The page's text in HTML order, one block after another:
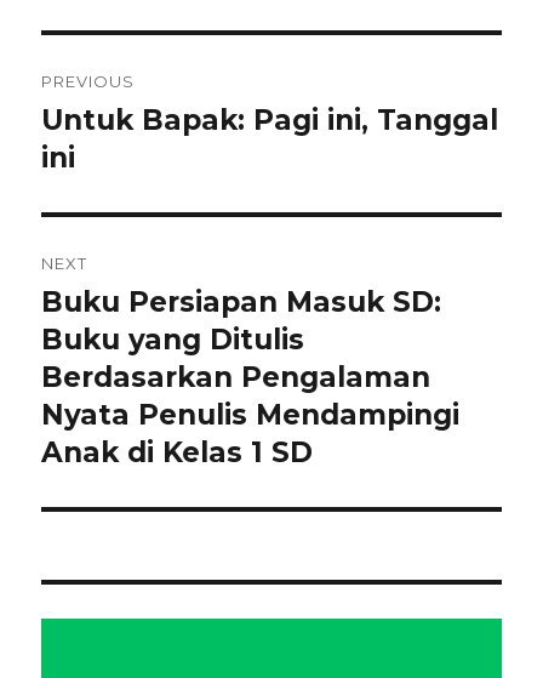
pos
PREVIOUS
Previous
post:
Untuk Bapak: Pagi ini, Tanggal
ini
NEXT
Next
post:
Buku Persiapan Masuk SD:
Buku yang Ditulis
Berdasarkan Pengalaman
Nyata Penulis Mendampingi
Anak di Kelas 1 SD